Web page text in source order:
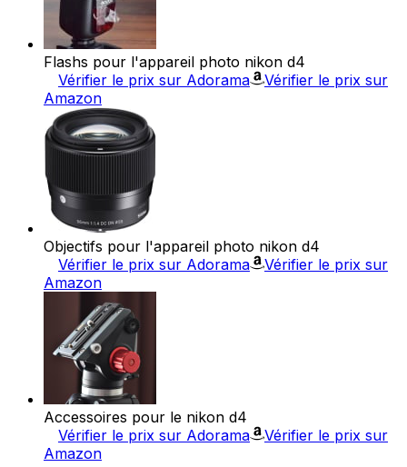
Flashs pour l'appareil photo nikon d4
Vérifier le prix sur Adorama
Vérifier le prix sur
Amazon
Objectifs pour l'appareil photo nikon d4
Vérifier le prix sur Adorama
Vérifier le prix sur
Amazon
Accessoires pour le nikon d4
Vérifier le prix sur Adorama
Vérifier le prix sur
Amazon